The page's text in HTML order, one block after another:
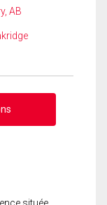
AB
située